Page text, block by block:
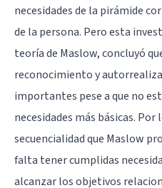
necesidades de la pirámide
de la persona. Pero esta
teoría de Maslow, concluyó
reconocimiento y
importantes pese a que no
necesidades más básicas.
secuencialidad que Maslow
falta tener cumplidas
alcanzar los objetivos